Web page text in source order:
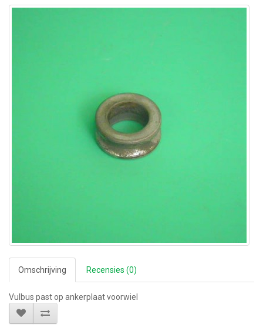
Omschrijving Recensies (0)
Vulbus past op ankerplaat voorwiel